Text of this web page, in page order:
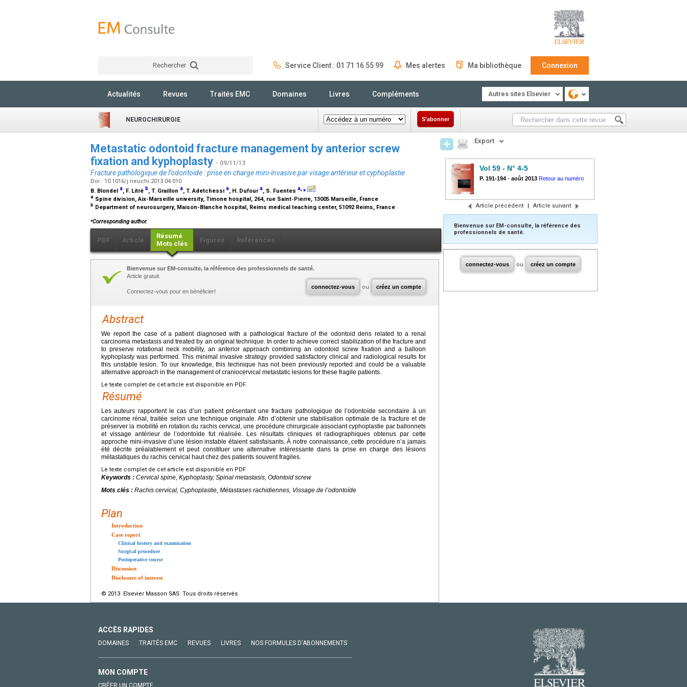
Rechercher Service Client : 01 71 16 55 99 Mes alertes Ma bibliothèque Connexion
Actualités Revues Traités EMC Domaines Livres Compléments Autres sites Elsevier
NEUROCHIRURGIE S'abonner
Metastatic odontoid fracture management by anterior screw
fixation and kyphoplasty - 09/11/13
Fracture pathologique de l’odontoïde : prise en charge mini-invasive par visage antérieur et cyphoplastie
Doi : 10.1016/j.neuchi.2013.04.010
B. Blondel a, F. Litré b, T. Graillon a, T. Adetchessi a, H. Dufoura, S. Fuentes a,⁎
a Spine division, Aix-Marseille university, Timone hospital, 264, rue Saint-Pierre, 13005 Marseille, France
b Department of neurosurgery, Maison-Blanche hospital, Reims medical teaching center, 51092 Reims, France
⁎Corresponding author.
PDF Article
Résumé
Mots clés
Figures Références
connectez-vous ou créez un compte
Bienvenue sur EM-consulte, la référence des professionnels de santé.
Article gratuit.
Connectez-vous pour en bénéficier!
Abstract
We report the case of a patient diagnosed with a pathological fracture of the odontoid dens related to a renal
carcinoma metastasis and treated by an original technique. In order to achieve correct stabilization of the fracture and
to preserve rotational neck mobility, an anterior approach combining an odontoid screw fixation and a balloon
kyphoplasty was performed. This minimal invasive strategy provided satisfactory clinical and radiological results for
this unstable lesion. To our knowledge, this technique has not been previously reported and could be a valuable
alternative approach in the management of craniocervical metastatic lesions for these fragile patients.
Le texte complet de cet article est disponible en PDF.
Résumé
Les auteurs rapportent le cas d’un patient présentant une fracture pathologique de l’odontoïde secondaire à un
carcinome rénal, traitée selon une technique originale. Afin d’obtenir une stabilisation optimale de la fracture et de
préserver la mobilité en rotation du rachis cervical, une procédure chirurgicale associant cyphoplastie par ballonnets
et vissage antérieur de l’odontoïde fut réalisée. Les résultats cliniques et radiographiques obtenus par cette
approche mini-invasive d’une lésion instable étaient satisfaisants. À notre connaissance, cette procédure n’a jamais
été décrite préalablement et peut constituer une alternative intéressante dans la prise en charge des lésions
métastatiques du rachis cervical haut chez des patients souvent fragiles.
Le texte complet de cet article est disponible en PDF.
Keywords : Cervical spine, Kyphoplasty, Spinal metastasis, Odontoid screw
Mots clés : Rachis cervical, Cyphoplastie, Métastases rachidiennes, Vissage de l’odontoïde
Plan
Introduction
Case report
Clinical history and examination
Surgical procedure
Postoperative course
Discussion
Disclosure of interest
© 2013 Elsevier Masson SAS. Tous droits réservés.
Export
Vol 59 - N° 4-5
P. 191-194 - août 2013 Retour au numéro
Article précédent | Article suivant
Bienvenue sur EM-consulte, la référence des
professionnels de santé.
connectez-vous ou créez un compte
ACCÈS RAPIDES
DOMAINES TRAITÉS EMC REVUES LIVRES NOS FORMULES D'ABONNEMENTS
MON COMPTE
CRÉER UN COMPTE